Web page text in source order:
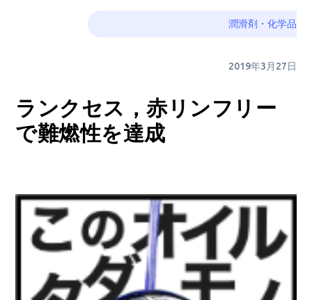
潤滑剤・化学品
2019年3月27日
ランクセス，赤リンフリー
で難燃性を達成